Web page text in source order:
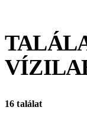
16 találat